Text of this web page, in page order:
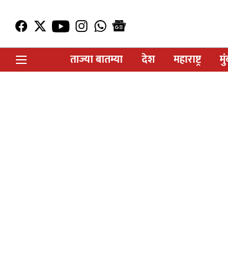
ताज्या बातम्या
देश महाराष्ट्र